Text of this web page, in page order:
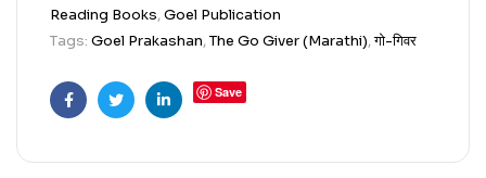
Reading Books,Goel Publication
Tags: Goel Prakashan,The Go Giver (Marathi),गो-गिवर
FacebookTwitterLinkedin
Save